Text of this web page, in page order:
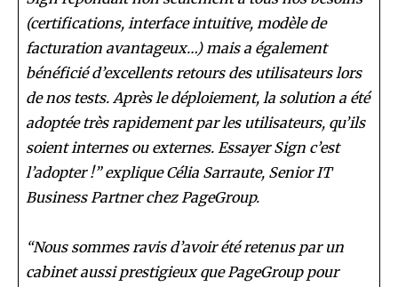
(certifications, interface intuitive, modèle de
facturation avantageux…) mais a également
bénéficié d’excellents retours des utilisateurs lors
de nos tests. Après le déploiement, la solution a été
adoptée très rapidement par les utilisateurs, qu’ils
soient internes ou externes. Essayer Sign c’est
l’adopter !” explique Célia Sarraute, Senior IT
Business Partner chez PageGroup.
“Nous sommes ravis d’avoir été retenus par un
cabinet aussi prestigieux que PageGroup pour